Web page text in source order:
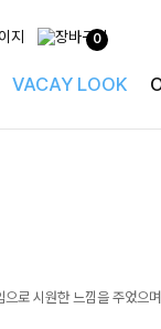
0
VACAY LOOK
로 시원한 느낌을 주었으